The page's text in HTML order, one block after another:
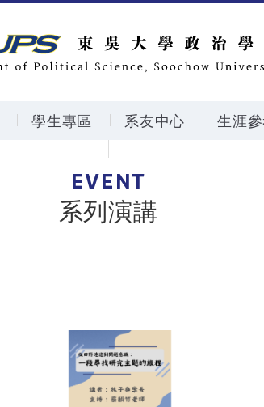
學生專區 系友中心 生涯
EVENT
系列演講